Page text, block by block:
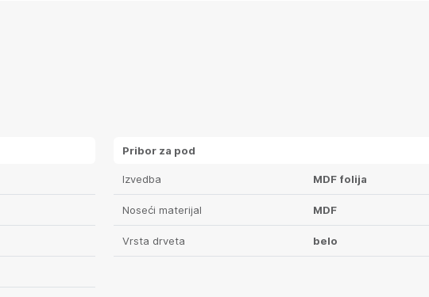
Pribor za pod
Izvedba MDF folija
Noseći materijal MDF
Vrsta drveta belo